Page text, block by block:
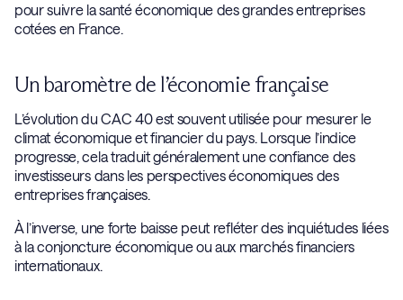
pour suivre la santé économique des grandes entreprises
cotées en France.
Un baromètre de l’économie française
L’évolution du CAC 40 est souvent utilisée pour mesurer le
climat économique et financier du pays. Lorsque l’indice
progresse, cela traduit généralement une confiance des
investisseurs dans les perspectives économiques des
entreprises françaises.
À l’inverse, une forte baisse peut refléter des inquiétudes liées
à la conjoncture économique ou aux marchés financiers
internationaux.